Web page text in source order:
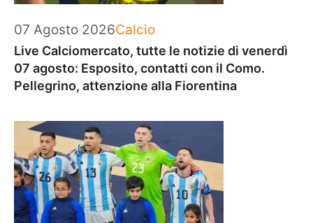
07 Agosto 2026Categorie
Calcio
Live Calciomercato, tutte le notizie di venerdì
07 agosto: Esposito, contatti con il Como.
Pellegrino, attenzione alla Fiorentina